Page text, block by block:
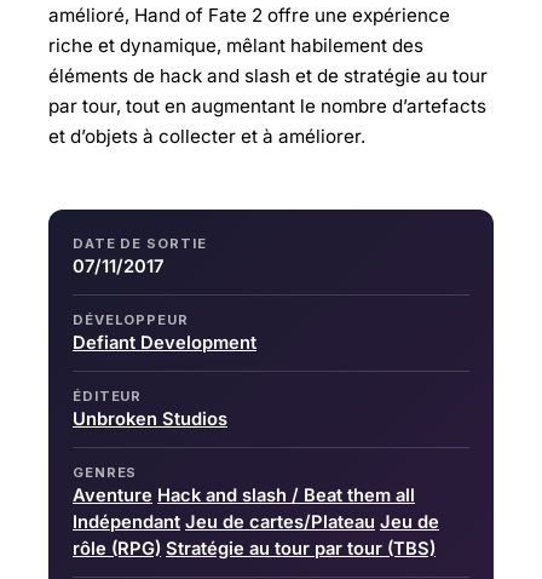
amélioré, Hand of Fate 2 offre une expérience
riche et dynamique, mêlant habilement des
éléments de hack and slash et de stratégie au tour
par tour, tout en augmentant le nombre d’artefacts
et d’objets à collecter et à améliorer.
DATE DE SORTIE
07/11/2017
DÉVELOPPEUR
Defiant Development
ÉDITEUR
Unbroken Studios
GENRES
Aventure Hack and slash / Beat them all
Indépendant Jeu de cartes/Plateau Jeu de
rôle (RPG) Stratégie au tour par tour (TBS)